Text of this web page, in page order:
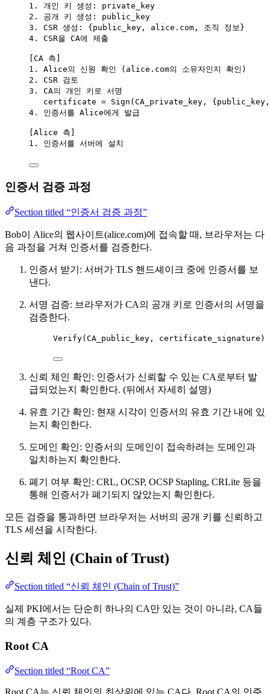
1. 개인 키 생성: private_key
2. 공개 키 생성: public_key
3. CSR 생성: {public_key, alice.com, 조직 정보}
4. CSR을 CA에 제출
[CA 측]
1. Alice의 신원 확인 (alice.com의 소유자인지 확인)
2. CSR 검토
3. CA의 개인 키로 서명
certificate = Sign(CA_private_key,
4. 인증서를 Alice에게 발급
[Alice 측]
1. 인증서를 서버에 설치
인증서 검증 과정
Section titled “인증서 검증 과정”
Bob이 Alice의 웹사이트(alice.com)에 접속할 때, 브라우저는 다
음 과정을 거쳐 인증서를 검증한다.
인증서 받기: 서버가 TLS 핸드셰이크 중에 인증서를 보
낸다.
서명 검증: 브라우저가 CA의 공개 키로 인증서의 서명을
검증한다.
Verify(CA_public_key,
신뢰 체인 확인: 인증서가 신뢰할 수 있는 CA로부터 발
급되었는지 확인한다. (뒤에서 자세히 설명)
유효 기간 확인: 현재 시각이 인증서의 유효 기간 내에 있
는지 확인한다.
도메인 확인: 인증서의 도메인이 접속하려는 도메인과
일치하는지 확인한다.
폐기 여부 확인: CRL, OCSP, OCSP Stapling, CRLite 등을
통해 인증서가 폐기되지 않았는지 확인한다.
모든 검증을 통과하면 브라우저는 서버의 공개 키를 신뢰하고
TLS 세션을 시작한다.
신뢰 체인 (Chain of Trust)
Section titled “신뢰 체인 (Chain of Trust)”
실제 PKI에서는 단순히 하나의 CA만 있는 것이 아니라, CA들
의 계층 구조가 있다.
Root CA
Section titled “Root CA”
Root CA는 신뢰 체인의 최상위에 있는 CA다. Root CA의 인증